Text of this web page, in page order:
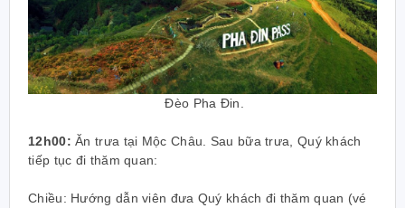
Đèo Pha Đin
12h00: Ăn trưa tại Mộc Châu. Sau bữa trưa, Quý khách
tiếp tục đi thăm quan:
Chiều: Hướng dẫn viên đưa Quý khách đi thăm quan (vé